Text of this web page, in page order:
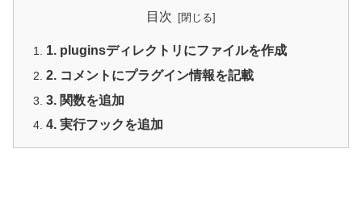
目次
1. pluginsディレクトリにファイルを作成
2. コメントにプラグイン情報を記載
3. 関数を追加
4. 実行フックを追加